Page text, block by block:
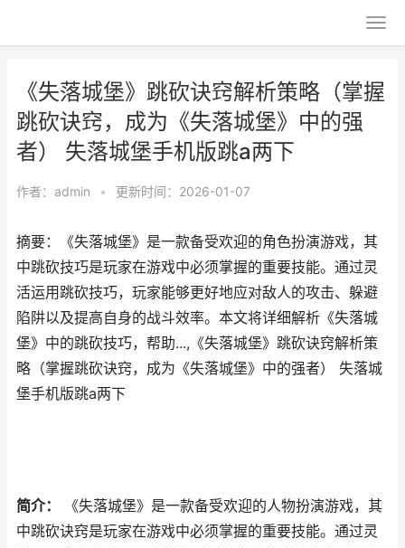
《失落城堡》跳砍诀窍解析策略（掌握
跳砍诀窍，成为《失落城堡》中的强
者） 失落城堡手机版跳a两下
作者： admin • 更新时间：2026-01-07
摘要：《失落城堡》是一款备受欢迎的角色扮演游戏，其
中跳砍技巧是玩家在游戏中必须掌握的重要技能。通过灵
活运用跳砍技巧，玩家能够更好地应对敌人的攻击、躲避
陷阱以及提高自身的战斗效率。本文将详细解析《失落城
堡》中的跳砍技巧，帮助...,《失落城堡》跳砍诀窍解析策
略（掌握跳砍诀窍，成为《失落城堡》中的强者） 失落城
堡手机版跳a两下
简介：
《失落城堡》是一款备受欢迎的人物扮演游戏，其
中跳砍诀窍是玩家在游戏中必须掌握的重要技能。通过灵